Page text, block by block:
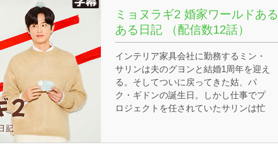
ミョヌラギ2 婚家ワールドある
ある日記 （配信数12話）
インテリア家具会社に勤務するミン・
サリンは夫のグヨンと結婚1周年を迎え
る。そしてついに戻ってきた姑、パ
ク・ギドンの誕生日。しかし仕事でプ
ロジェクトを任されていたサリンは忙